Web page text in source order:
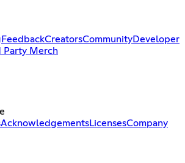
FeedbackCreatorsCommunityDeveloper
Party Merch
AcknowledgementsLicensesCompany